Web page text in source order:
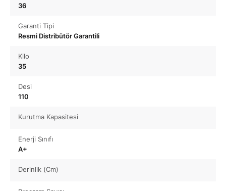
36
Garanti Tipi
Resmi Distribütör Garantili
Kilo
35
Desi
110
Kurutma Kapasitesi
Enerji Sınıfı
A+
Derinlik (Cm)